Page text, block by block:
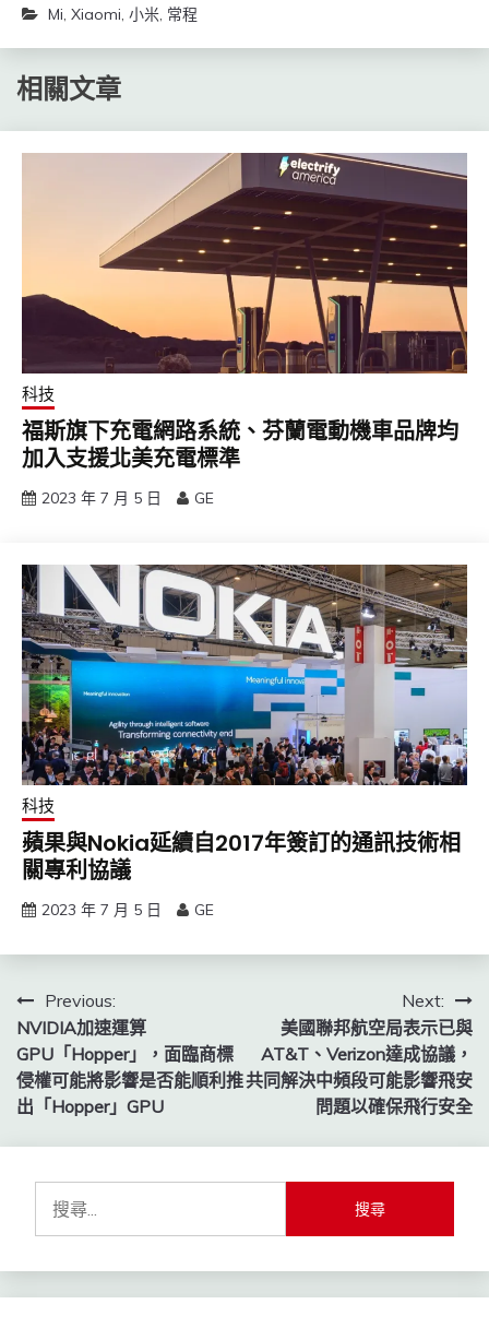
Mi, Xiaomi, 小米, 常程
相關文章
科技
福斯旗下充電網路系統、芬蘭電動機車品牌均
加入支援北美充電標準
2023 年 7 月 5 日 GE
科技
蘋果與Nokia延續自2017年簽訂的通訊技術相
關專利協議
2023 年 7 月 5 日 GE
文
章
導
覽
Previous:
NVIDIA加速運算
GPU「Hopper」，面臨商標
侵權可能將影響是否能順利推
出「Hopper」GPU
Next:
美國聯邦航空局表示已與
AT&T、Verizon達成協議，
共同解決中頻段可能影響飛安
問題以確保飛行安全
鍵
字: